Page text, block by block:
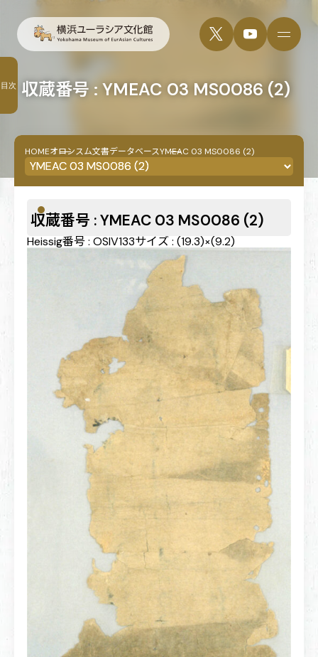
収蔵番号 : YMEAC 03 MS0086 (2)
HOMEオロンスム文書データベースYMEAC 03 MS0086 (2)
収蔵番号 : YMEAC 03 MS0086 (2)
Heissig番号 : OSIV133サイズ : (19.3)×(9.2)
目次